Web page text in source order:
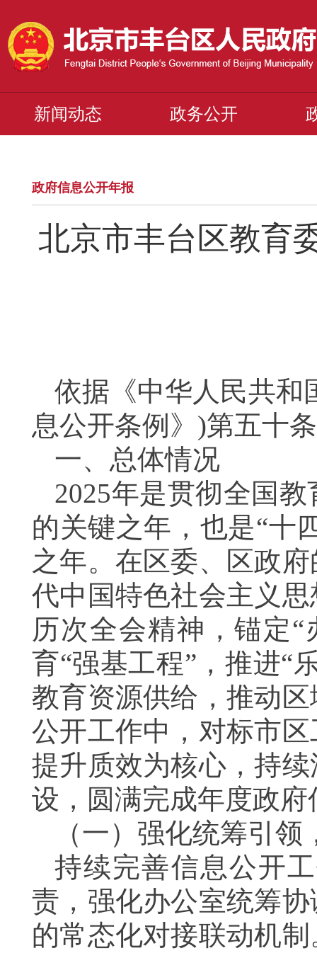
新闻动态 政务公开
政府信息公开年报
北京市丰台区教育
依据《中华人民共和
息公开条例》)第五十
一、总体情况
2025年是贯彻全国
的关键之年，也是“十
之年。在区委、区政
代中国特色社会主义
历次全会精神，锚定
育“强基工程”，推进“
教育资源供给，推动
公开工作中，对标市
提升质效为核心，持
设，圆满完成年度政
（一）强化统筹引
持续完善信息公开
责，强化办公室统筹
的常态化对接联动机